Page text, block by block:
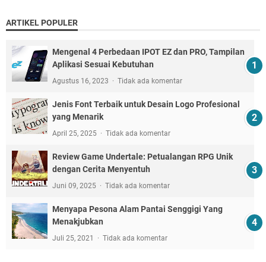
ARTIKEL POPULER
Mengenal 4 Perbedaan IPOT EZ dan PRO, Tampilan
Aplikasi Sesuai Kebutuhan
Agustus 16, 2023 Tidak ada komentar
Jenis Font Terbaik untuk Desain Logo Profesional
yang Menarik
April 25, 2025 Tidak ada komentar
Review Game Undertale: Petualangan RPG Unik
dengan Cerita Menyentuh
Juni 09, 2025 Tidak ada komentar
Menyapa Pesona Alam Pantai Senggigi Yang
Menakjubkan
Juli 25, 2021 Tidak ada komentar